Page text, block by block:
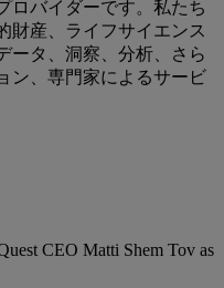
ロバイダーです。私たち
財産、ライフサイエンス
ータ、洞察、分析、さら
ン、専門家によるサービ
CEO Matti Shem Tov as